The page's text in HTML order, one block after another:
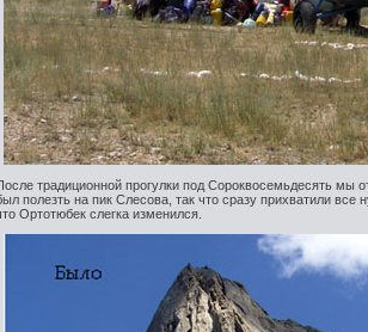
традиционной прогулки под Сороквосемьдесять
полезть на пик Слесова, так что сразу прихватили
Ортотюбек слегка изменился.